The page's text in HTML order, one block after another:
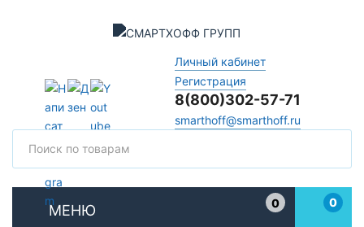
Личный кабинет
Регистрация
8(800)302-57-71
smarthoff@smarthoff.ru
МЕНЮ
0
0